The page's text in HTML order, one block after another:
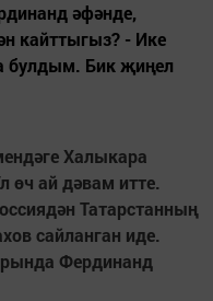
әфәнде,
кайттыгыз? - Ике
булдым. Бик җиңел
Халыкара
өч ай дәвам итте.
Татарстанның
сайланган иде.
Фердинанд